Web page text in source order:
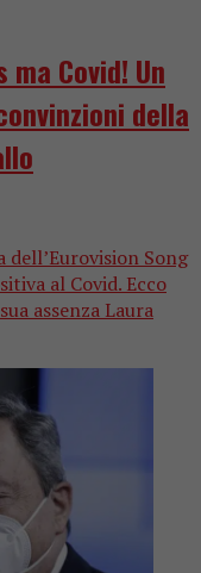
Covid! Un
della
Song
al Covid. Ecco
assenza Laura